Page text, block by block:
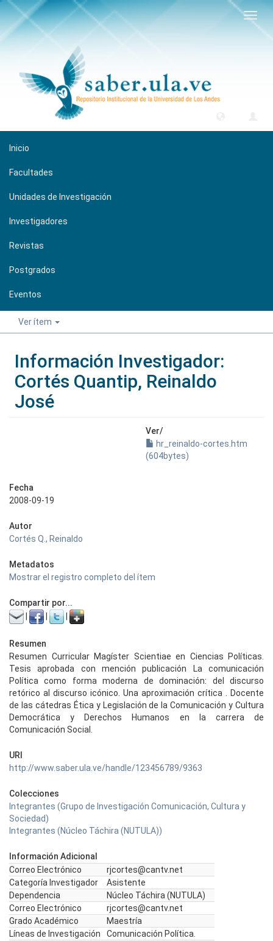
Inicio
Facultades
Unidades de Investigación
Investigadores
Revistas
Postgrados
Eventos
Ver ítem
Información Investigador:
Cortés Quantip, Reinaldo
José
Ver/
hr_reinaldo-cortes.htm
(604bytes)
Fecha
2008-09-19
Autor
Cortés Q., Reinaldo
Metadatos
Mostrar el registro completo del ítem
Compartir por...
Resumen
Resumen Curricular Magíster Scientiae en Ciencias Políticas.
Tesis aprobada con mención publicación La comunicación
Política como forma moderna de dominación: del discurso
retórico al discurso icónico. Una aproximación crítica . Docente
de las cátedras Ética y Legislación de la Comunicación y Cultura
Democrática y Derechos Humanos en la carrera de
Comunicación Social.
URI
http://www.saber.ula.ve/handle/123456789/9363
Colecciones
Integrantes (Grupo de Investigación Comunicación, Cultura y
Sociedad)
Integrantes (Núcleo Táchira (NUTULA))
Información Adicional
Correo Electrónico
rjcortes@cantv.net
Categoría Investigador
Asistente
Dependencia
Núcleo Táchira (NUTULA)
Correo Electrónico
rjcortes@cantv.net
Grado Académico
Maestría
Líneas de Investigación
Comunicación Política.